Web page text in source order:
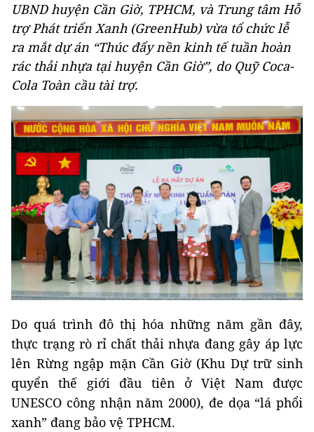
UBND huyện Cần Giờ, TPHCM, và Trung tâm Hỗ
trợ Phát triển Xanh (GreenHub) vừa tổ chức lễ
ra mắt dự án “Thúc đẩy nền kinh tế tuần hoàn
rác thải nhựa tại huyện Cần Giờ”, do Quỹ Coca-
Cola Toàn cầu tài trợ.
Do quá trình đô thị hóa những năm gần đây,
thực trạng rò rỉ chất thải nhựa đang gây áp lực
lên Rừng ngập mặn Cần Giờ (Khu Dự trữ sinh
quyển thế giới đầu tiên ở Việt Nam được
UNESCO công nhận năm 2000), đe dọa “lá phổi
xanh” đang bảo vệ TPHCM.